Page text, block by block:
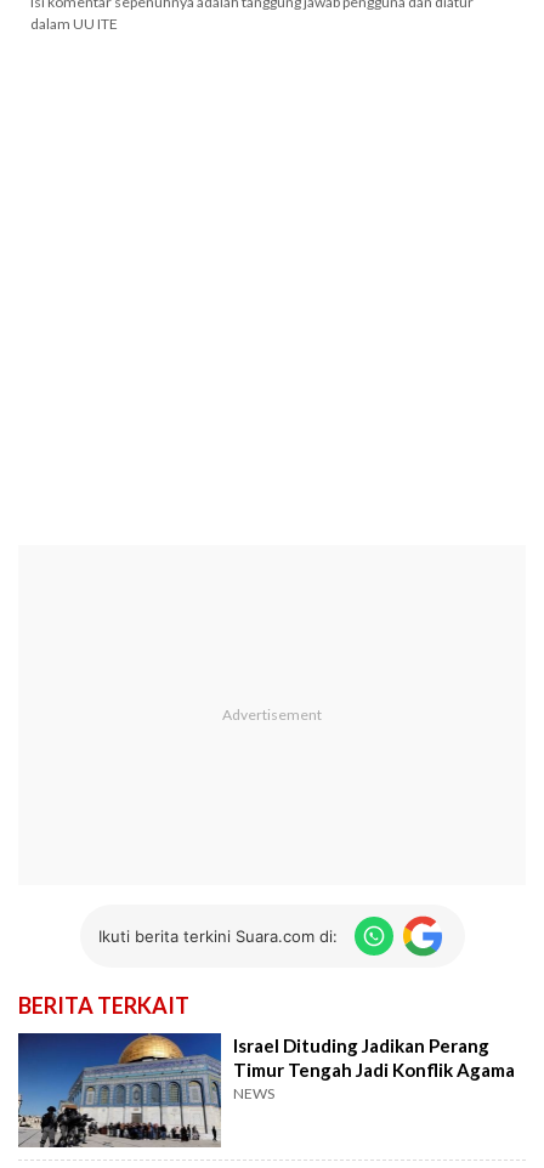
dalam UU ITE
Ikuti berita terkini Suara.com di:
BERITA TERKAIT
Israel Dituding Jadikan Perang
Timur Tengah Jadi Konflik Agama
NEWS